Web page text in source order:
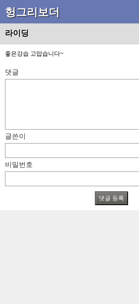
헝그리보더
라이딩
좋은강습 고맙습니다~
댓글
글쓴이
비밀번호